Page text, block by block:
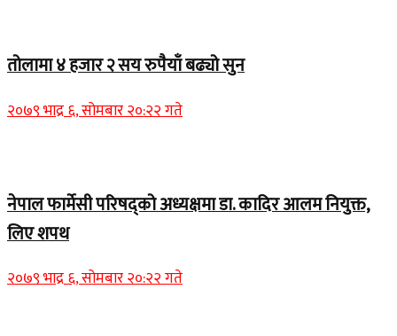
तोलामा ४ हजार २ सय रुपैयाँ बढ्यो सुन
२०७९ भाद्र ६, सोमबार २०:२२ गते
नेपाल फार्मेसी परिषद्को अध्यक्षमा डा. कादिर आलम नियुक्त,
लिए शपथ
२०७९ भाद्र ६, सोमबार २०:२२ गते